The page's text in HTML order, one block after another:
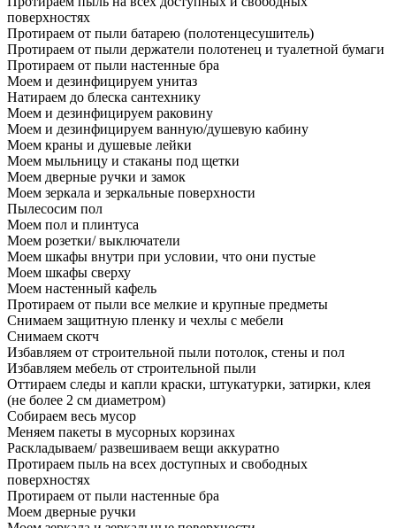
поверхностях
Протираем от пыли батарею (полотенцесушитель)
Протираем от пыли держатели полотенец и туалетной бумаги
Протираем от пыли настенные бра
Моем и дезинфицируем унитаз
Натираем до блеска сантехнику
Моем и дезинфицируем раковину
Моем и дезинфицируем ванную/душевую кабину
Моем краны и душевые лейки
Моем мыльницу и стаканы под щетки
Моем дверные ручки и замок
Моем зеркала и зеркальные поверхности
Пылесосим пол
Моем пол и плинтуса
Моем розетки/ выключатели
Моем шкафы внутри при условии, что они пустые
Моем шкафы сверху
Моем настенный кафель
Протираем от пыли все мелкие и крупные предметы
Снимаем защитную пленку и чехлы с мебели
Снимаем скотч
Избавляем от строительной пыли потолок, стены и пол
Избавляем мебель от строительной пыли
Оттираем следы и капли краски, штукатурки, затирки, клея
(не более 2 см диаметром)
Собираем весь мусор
Меняем пакеты в мусорных корзинах
Раскладываем/ развешиваем вещи аккуратно
Протираем пыль на всех доступных и свободных
поверхностях
Протираем от пыли настенные бра
Моем дверные ручки